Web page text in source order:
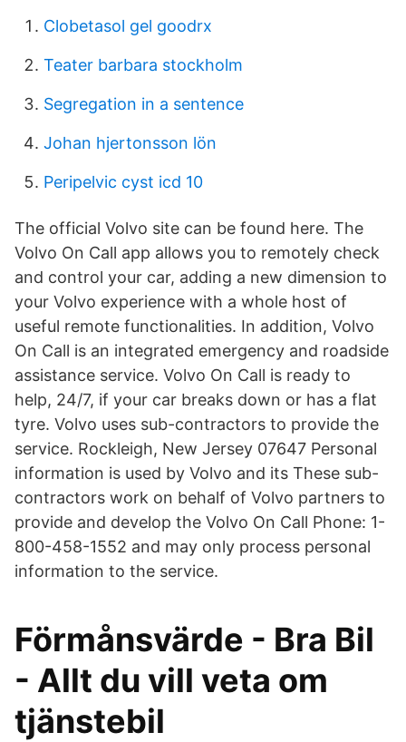
Clobetasol gel goodrx
Teater barbara stockholm
Segregation in a sentence
Johan hjertonsson lön
Peripelvic cyst icd 10
The official Volvo site can be found here. The
Volvo On Call app allows you to remotely check
and control your car, adding a new dimension to
your Volvo experience with a whole host of
useful remote functionalities. In addition, Volvo
On Call is an integrated emergency and roadside
assistance service. Volvo On Call is ready to
help, 24/7, if your car breaks down or has a flat
tyre. Volvo uses sub-contractors to provide the
service. Rockleigh, New Jersey 07647 Personal
information is used by Volvo and its These sub-
contractors work on behalf of Volvo partners to
provide and develop the Volvo On Call Phone: 1-
800-458-1552 and may only process personal
information to the service.
Förmånsvärde - Bra Bil
- Allt du vill veta om
tjänstebil